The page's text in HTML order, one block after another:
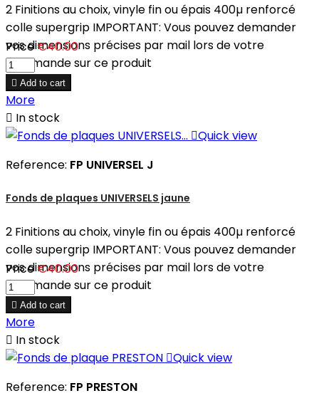
2 Finitions au choix, vinyle fin ou épais 400µ renforcé
colle supergrip IMPORTANT: Vous pouvez demander
vos dimensions précises par mail lors de votre
commande sur ce produit
Price €40.00
 Add to cart
More
 In stock
Quick view
Reference: FP UNIVERSEL J
Fonds de plaques UNIVERSELS jaune
2 Finitions au choix, vinyle fin ou épais 400µ renforcé
colle supergrip IMPORTANT: Vous pouvez demander
vos dimensions précises par mail lors de votre
commande sur ce produit
Price €40.00
 Add to cart
More
 In stock
Quick view
Reference: FP PRESTON